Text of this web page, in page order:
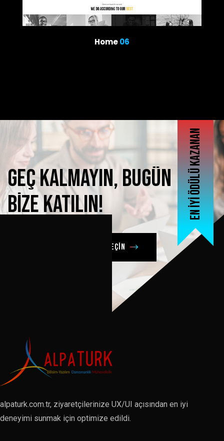
Home06
En iyi ödülü kazanan
Geçkalmayın,bugün
bizekatılın!
Şimdi bizimle iletişime geçin
alpaturk.com.tr, ziyaretçilerinize UX/UI açısından en iyi
deneyimi sunmak için optimize edildi.